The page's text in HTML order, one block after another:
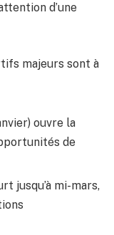
d’une
majeurs sont à
ouvre la
de
jusqu’à mi-mars,